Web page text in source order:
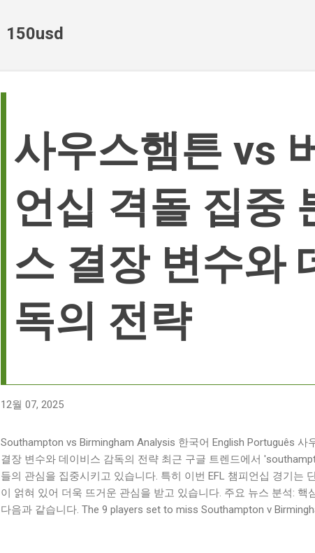
150usd
사우스햄튼 vs
언십 격돌 집중
스 결장 변수와
독의 전략
12월 07, 2025
Southampton vs Birmingham Analysis 한국어 English Português
결장 변수와 데이비스 감독의 전략 최근 구글 트렌드에서
들의 관심을 집중시키고 있습니다. 특히 이번 EFL 챔피언십 경기는
이 얽혀 있어 더욱 뜨거운 관심을 받고 있습니다. 주요 뉴스 분석:
다음과 같습니다. The 9 players set to miss Southampton v